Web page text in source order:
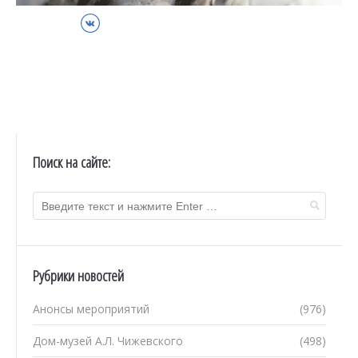
ВКонтакте
Поиск на сайте:
Рубрики новостей
(976)
Анонсы мероприятий
(498)
Дом-музей А.Л. Чижевского